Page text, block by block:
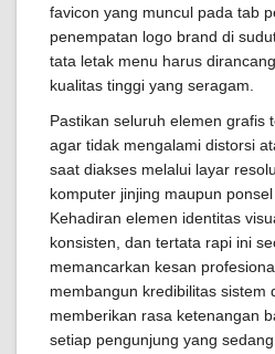
favicon yang muncul pada tab
penempatan logo brand di
tata letak menu harus
kualitas tinggi yang seragam.
Pastikan seluruh elemen grafis
agar tidak mengalami distorsi
saat diakses melalui layar
komputer jinjing maupun
Kehadiran elemen identitas
konsisten, dan tertata rapi ini
memancarkan kesan
membangun kredibilitas sistem
memberikan rasa ketenangan
setiap pengunjung yang